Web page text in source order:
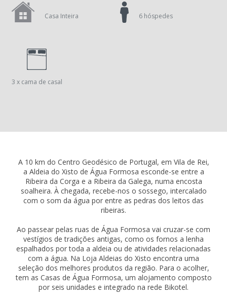
Casa Inteira
3 x cama de casal
6 hóspedes
A 10 km do Centro Geodésico de Portugal, em Vila de Rei,
a Aldeia do Xisto de Água Formosa esconde-se entre a
Ribeira da Corga e a Ribeira da Galega, numa encosta
soalheira. À chegada, recebe-nos o sossego, intercalado
com o som da água por entre as pedras dos leitos das
ribeiras.
Ao passear pelas ruas de Água Formosa vai cruzar-se com
vestígios de tradições antigas, como os fornos a lenha
espalhados por toda a aldeia ou de atividades relacionadas
com a água. Na Loja Aldeias do Xisto encontra uma
seleção dos melhores produtos da região. Para o acolher,
tem as Casas de Água Formosa, um alojamento composto
por seis unidades e integrado na rede Bikotel.